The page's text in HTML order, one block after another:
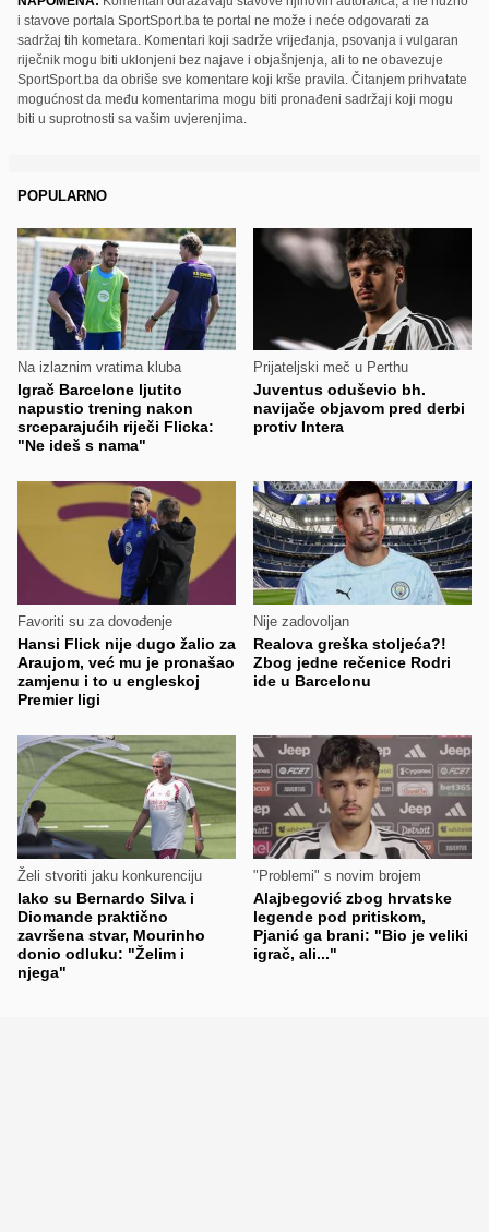
i stavove portala SportSport.ba te portal ne može i neće odgovarati za
sadržaj tih kometara. Komentari koji sadrže vrijeđanja, psovanja i vulgaran
riječnik mogu biti uklonjeni bez najave i objašnjenja, ali to ne obavezuje
SportSport.ba da obriše sve komentare koji krše pravila. Čitanjem prihvatate
mogućnost da među komentarima mogu biti pronađeni sadržaji koji mogu
biti u suprotnosti sa vašim uvjerenjima.
POPULARNO
Na izlaznim vratima kluba
Igrač Barcelone ljutito
napustio trening nakon
srceparajućih riječi Flicka:
"Ne ideš s nama"
Prijateljski meč u Perthu
Juventus oduševio bh.
navijače objavom pred derbi
protiv Intera
Favoriti su za dovođenje
Hansi Flick nije dugo žalio za
Araujom, već mu je pronašao
zamjenu i to u engleskoj
Premier ligi
Nije zadovoljan
Realova greška stoljeća?!
Zbog jedne rečenice Rodri
ide u Barcelonu
Želi stvoriti jaku konkurenciju
Iako su Bernardo Silva i
Diomande praktično
završena stvar, Mourinho
donio odluku: "Želim i
njega"
"Problemi" s novim brojem
Alajbegović zbog hrvatske
legende pod pritiskom,
Pjanić ga brani: "Bio je veliki
igrač, ali..."